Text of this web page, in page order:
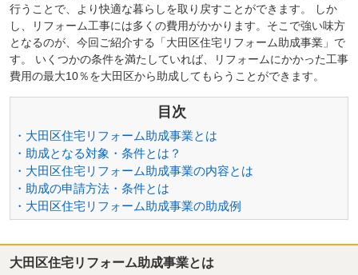
行うことで、より快適な暮らしを取り戻すことができます。 しか
し、リフォーム工事には多くの費用がかかります。そこで強い味方
となるのが、今回ご紹介する「大田区住宅リフォーム助成事業」で
す。 いくつかの条件を満たしていれば、リフォームにかかった工事
費用の最大10％を大田区から助成してもらうことができます。
目次
・大田区住宅リフォーム助成事業とは
・助成となる対象・条件とは？
・大田区住宅リフォーム助成事業の内容とは
・助成の申請方法・条件とは
・大田区住宅リフォーム助成事業の助成例
大田区住宅リフォーム助成事業とは